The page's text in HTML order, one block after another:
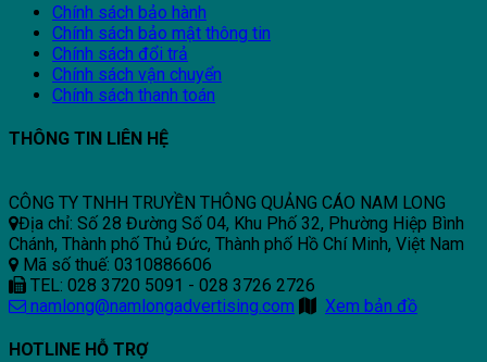
Chính sách bảo hành
Chính sách bảo mật thông tin
Chính sách đổi trả
Chính sách vận chuyển
Chính sách thanh toán
THÔNG TIN LIÊN HỆ
CÔNG TY TNHH TRUYỀN THÔNG QUẢNG CÁO NAM LONG
Địa chỉ: Số 28 Đường Số 04, Khu Phố 32, Phường Hiệp Bình
Chánh, Thành phố Thủ Đức, Thành phố Hồ Chí Minh, Việt Nam
Mã số thuế: 0310886606
TEL: 028 3720 5091 - 028 3726 2726
namlong@namlongadvertising.com
Xem bản đồ
HOTLINE HỖ TRỢ